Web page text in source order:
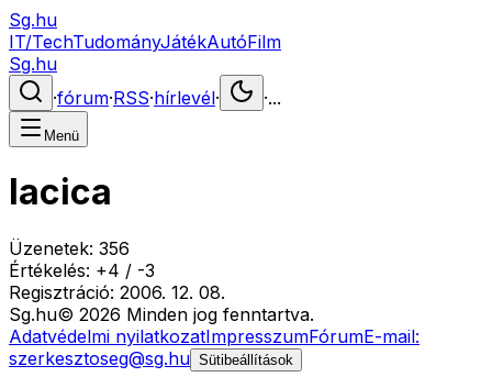
Sg.hu
IT/TechTudományJátékAutóFilm
Sg.hu
·fórum·RSS·hírlevél· ·...
Menü
lacica
Üzenetek: 356
Értékelés: +4 / -3
Regisztráció: 2006. 12. 08.
Sg.hu© 2026 Minden jog fenntartva.
Adatvédelmi nyilatkozatImpresszumFórumE-mail:
szerkesztoseg@sg.hu Sütibeállítások